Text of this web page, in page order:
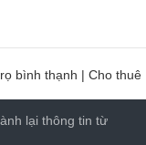
bình thạnh | Cho thuê
lại thông tin từ